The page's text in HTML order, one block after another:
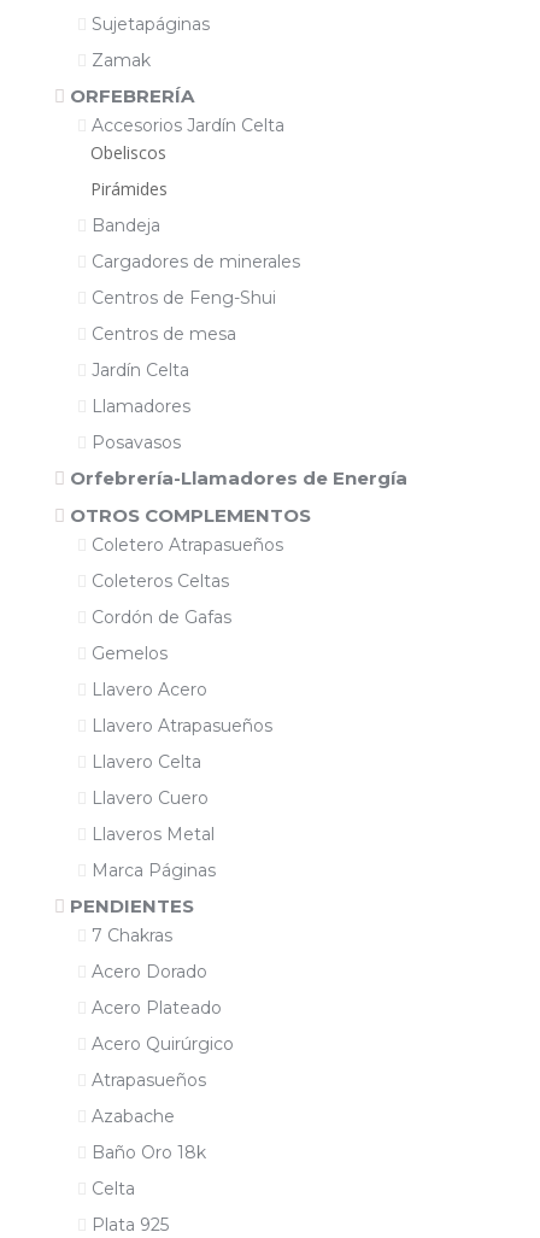
Sujetapáginas
Zamak
ORFEBRERÍA
Accesorios Jardín Celta
Obeliscos
Pirámides
Bandeja
Cargadores de minerales
Centros de Feng-Shui
Centros de mesa
Jardín Celta
Llamadores
Posavasos
Orfebrería-Llamadores de Energía
OTROS COMPLEMENTOS
Coletero Atrapasueños
Coleteros Celtas
Cordón de Gafas
Gemelos
Llavero Acero
Llavero Atrapasueños
Llavero Celta
Llavero Cuero
Llaveros Metal
Marca Páginas
PENDIENTES
7 Chakras
Acero Dorado
Acero Plateado
Acero Quirúrgico
Atrapasueños
Azabache
Baño Oro 18k
Celta
Plata 925